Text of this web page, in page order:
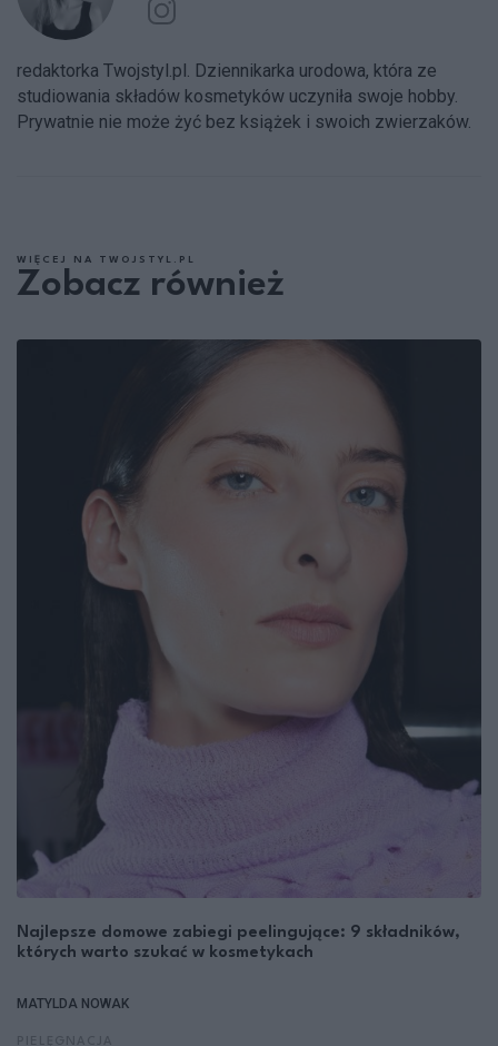
redaktorka Twojstyl.pl. Dziennikarka urodowa, która ze
studiowania składów kosmetyków uczyniła swoje hobby.
Prywatnie nie może żyć bez książek i swoich zwierzaków.
WIĘCEJ NA TWOJSTYL.PL
Zobacz również
Najlepsze domowe zabiegi peelingujące: 9 składników,
których warto szukać w kosmetykach
MATYLDA NOWAK